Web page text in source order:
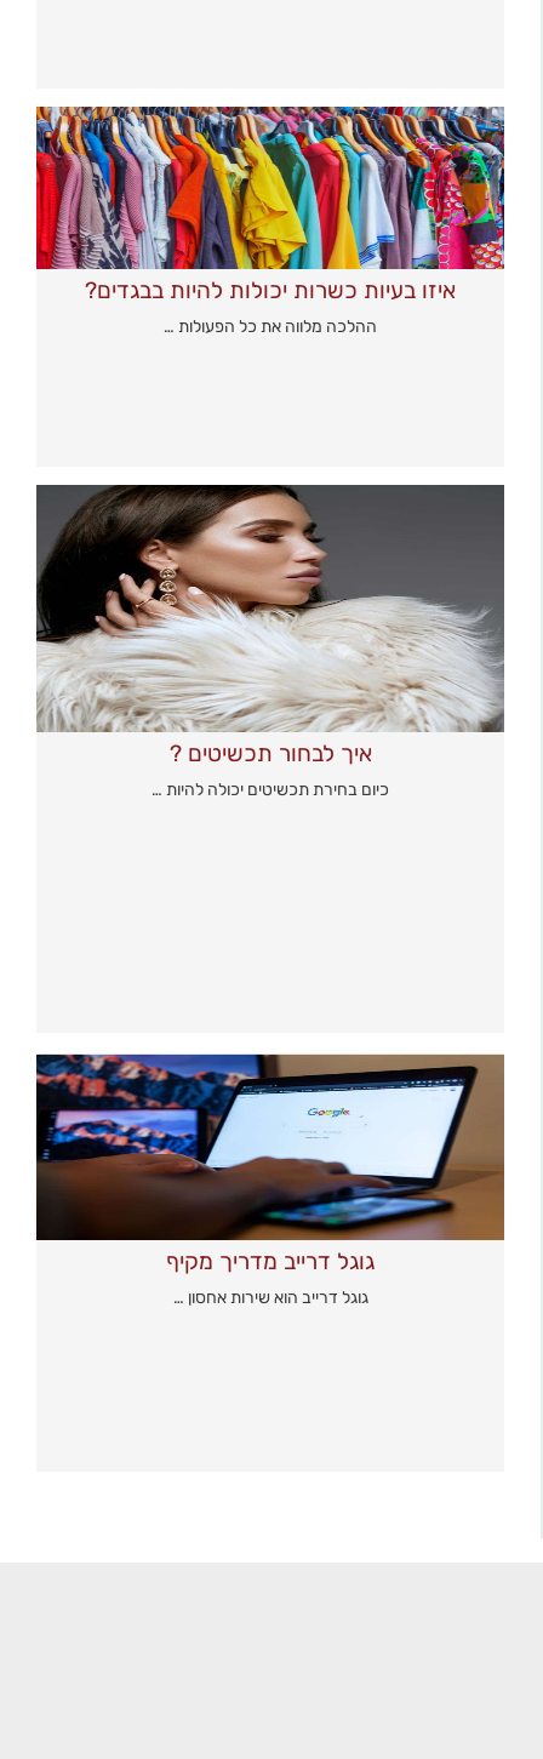
איזו בעיות כשרות יכולות להיות בבגדים?
ההלכה מלווה את כל הפעולות …
איך לבחור תכשיטים ?
כיום בחירת תכשיטים יכולה להיות …
גוגל דרייב מדריך מקיף
גוגל דרייב הוא שירות אחסון …